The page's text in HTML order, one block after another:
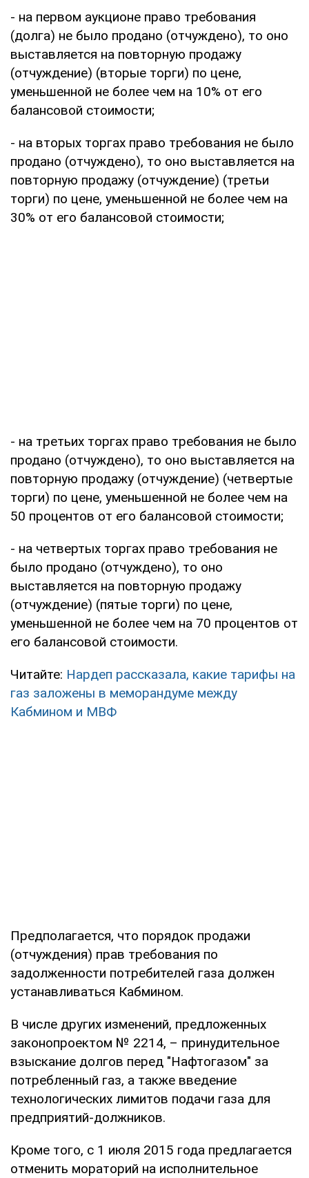
- на первом аукционе право требования
(долга) не было продано (отчуждено), то оно
выставляется на повторную продажу
(отчуждение) (вторые торги) по цене,
уменьшенной не более чем на 10% от его
балансовой стоимости;
- на вторых торгах право требования не было
продано (отчуждено), то оно выставляется на
повторную продажу (отчуждение) (третьи
торги) по цене, уменьшенной не более чем на
30% от его балансовой стоимости;
- на третьих торгах право требования не было
продано (отчуждено), то оно выставляется на
повторную продажу (отчуждение) (четвертые
торги) по цене, уменьшенной не более чем на
50 процентов от его балансовой стоимости;
- на четвертых торгах право требования не
было продано (отчуждено), то оно
выставляется на повторную продажу
(отчуждение) (пятые торги) по цене,
уменьшенной не более чем на 70 процентов от
его балансовой стоимости.
Читайте: Нардеп рассказала, какие тарифы на
газ заложены в меморандуме между
Кабмином и МВФ
Предполагается, что порядок продажи
(отчуждения) прав требования по
задолженности потребителей газа должен
устанавливаться Кабмином.
В числе других изменений, предложенных
законопроектом № 2214, – принудительное
взыскание долгов перед "Нафтогазом" за
потребленный газ, а также введение
технологических лимитов подачи газа для
предприятий-должников.
Кроме того, с 1 июля 2015 года предлагается
отменить мораторий на исполнительное